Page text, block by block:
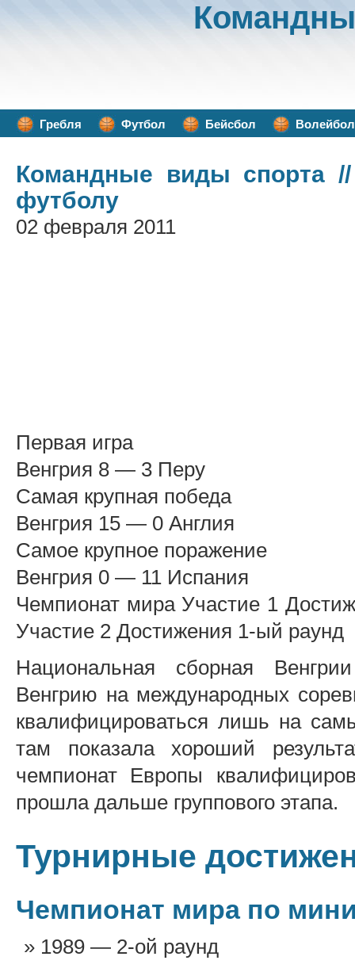
Гребля Футбол Бейсбол Волейбол
Командные виды спорта
футболу
02 февраля 2011
Первая игра
Венгрия 8 — 3 Перу
Самая крупная победа
Венгрия 15 — 0 Англия
Самое крупное поражение
Венгрия 0 — 11 Испания
Чемпионат мира Участие 1
Участие 2 Достижения 1-ый раунд
Национальная сборная
Венгрию на международных
квалифицироваться лишь на
там показала хороший
чемпионат Европы
прошла дальше группового этапа.
Турнирные
Чемпионат мира по
1989 — 2-ой раунд